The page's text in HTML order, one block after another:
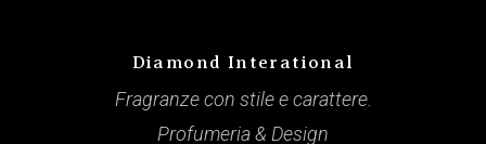
Diamond Interational
Fragranze con stile e carattere.
Profumeria & Design